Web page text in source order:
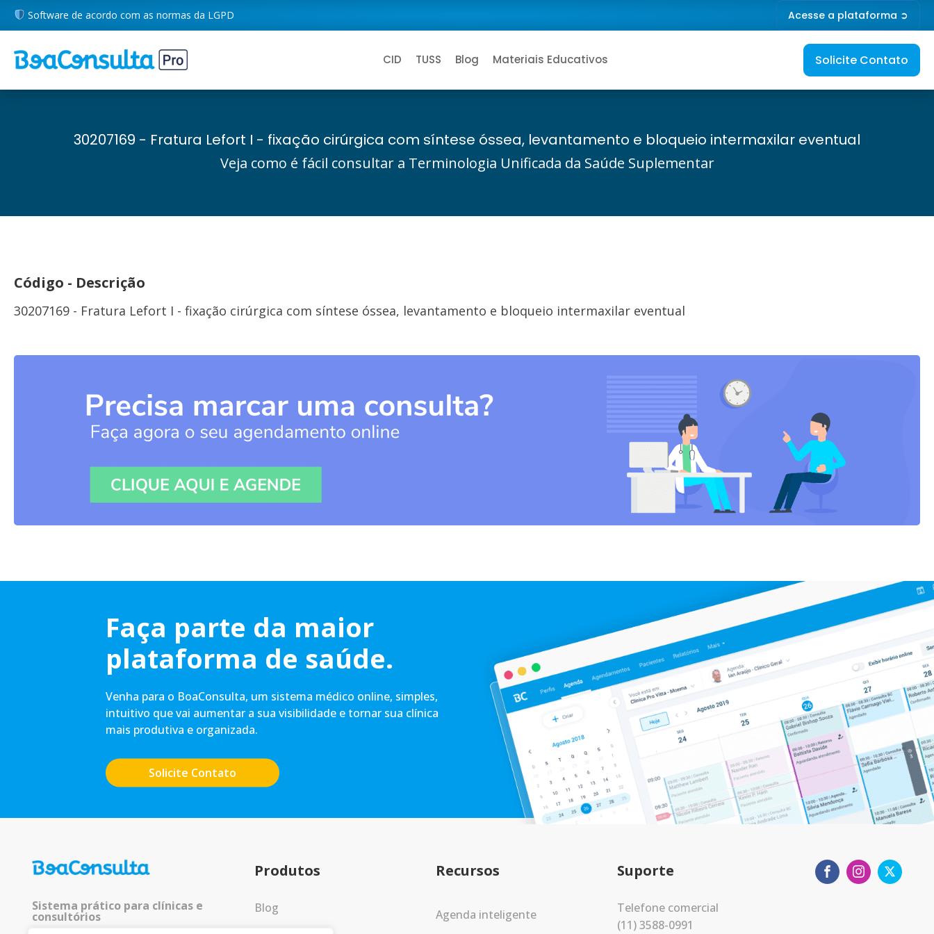
Software de acordo com as normas da LGPD Acesse a plataforma ➲
CID TUSS Blog Materiais Educativos Solicite Contato
30207169 - Fratura Lefort I - fixação cirúrgica com síntese óssea, levantamento e bloqueio intermaxilar eventual
Veja como é fácil consultar a Terminologia Unificada da Saúde Suplementar
Código - Descrição
30207169 - Fratura Lefort I - fixação cirúrgica com síntese óssea, levantamento e bloqueio intermaxilar eventual
Faça parte da maior
plataforma de saúde.
Venha para o BoaConsulta, um sistema médico online, simples,
intuitivo que vai aumentar a sua visibilidade e tornar sua clínica
mais produtiva e organizada.
Solicite Contato
Sistema prático para clínicas e
consultórios
Produtos
Blog
Recursos
Agenda inteligente
Suporte
Telefone comercial
(11) 3588-0991